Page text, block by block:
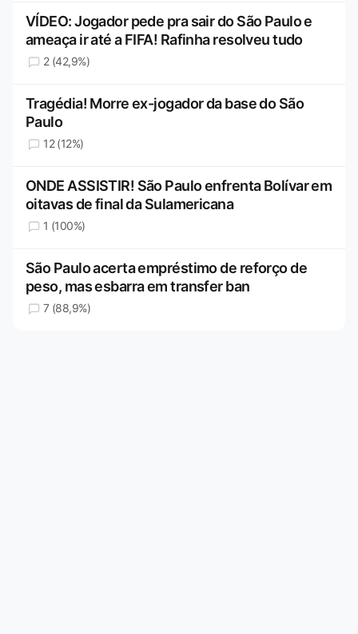
VÍDEO: Jogador pede pra sair do São Paulo e
ameaça ir até a FIFA! Rafinha resolveu tudo
2 (42,9%)
Tragédia! Morre ex-jogador da base do São
Paulo
12 (12%)
ONDE ASSISTIR! São Paulo enfrenta Bolívar em
oitavas de final da Sulamericana
1 (100%)
São Paulo acerta empréstimo de reforço de
peso, mas esbarra em transfer ban
7 (88,9%)